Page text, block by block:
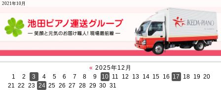
2021年10月
« 2025年12月
1
2 3 4 5 6 7 8 9 10 11 12 13 14 15 16 17 18 19 20
21 22 23 24 25 26 27 28 29 30 31